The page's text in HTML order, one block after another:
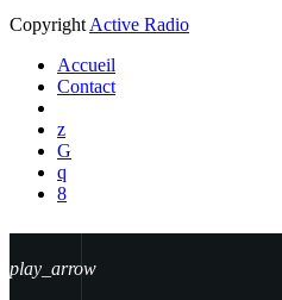
play_arrow
Copyright Active Radio
Accueil
Contact